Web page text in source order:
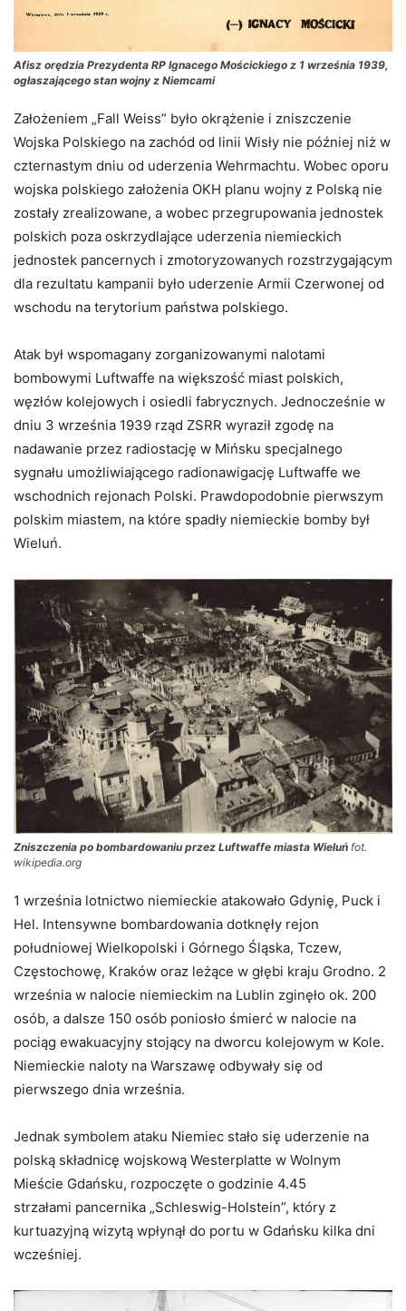
Afisz orędzia Prezydenta RP Ignacego Mościckiego z 1 września 1939,
ogłaszającego stan wojny z Niemcami
Założeniem „Fall Weiss” było okrążenie i zniszczenie
Wojska Polskiego na zachód od linii Wisły nie później niż w
czternastym dniu od uderzenia Wehrmachtu. Wobec oporu
wojska polskiego założenia OKH planu wojny z Polską nie
zostały zrealizowane, a wobec przegrupowania jednostek
polskich poza oskrzydlające uderzenia niemieckich
jednostek pancernych i zmotoryzowanych rozstrzygającym
dla rezultatu kampanii było uderzenie Armii Czerwonej od
wschodu na terytorium państwa polskiego.
Atak był wspomagany zorganizowanymi nalotami
bombowymi Luftwaffe na większość miast polskich,
węzłów kolejowych i osiedli fabrycznych. Jednocześnie w
dniu 3 września 1939 rząd ZSRR wyraził zgodę na
nadawanie przez radiostację w Mińsku specjalnego
sygnału umożliwiającego radionawigację Luftwaffe we
wschodnich rejonach Polski. Prawdopodobnie pierwszym
polskim miastem, na które spadły niemieckie bomby był
Wieluń.
Zniszczenia po bombardowaniu przez Luftwaffe miasta Wieluń fot.
wikipedia.org
1 września lotnictwo niemieckie atakowało Gdynię, Puck i
Hel. Intensywne bombardowania dotknęły rejon
południowej Wielkopolski i Górnego Śląska, Tczew,
Częstochowę, Kraków oraz leżące w głębi kraju Grodno. 2
września w nalocie niemieckim na Lublin zginęło ok. 200
osób, a dalsze 150 osób poniosło śmierć w nalocie na
pociąg ewakuacyjny stojący na dworcu kolejowym w Kole.
Niemieckie naloty na Warszawę odbywały się od
pierwszego dnia września.
Jednak symbolem ataku Niemiec stało się uderzenie na
polską składnicę wojskową Westerplatte w Wolnym
Mieście Gdańsku, rozpoczęte o godzinie 4.45
strzałami pancernika „Schleswig-Holstein”, który z
kurtuazyjną wizytą wpłynął do portu w Gdańsku kilka dni
wcześniej.